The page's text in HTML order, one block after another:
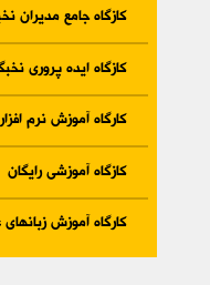
کازگاه جامع مدیران
کازگاه ایده پروری
کارگاه آموزش نرم
کازگاه آموزشی رایگان
کارگاه آموزش